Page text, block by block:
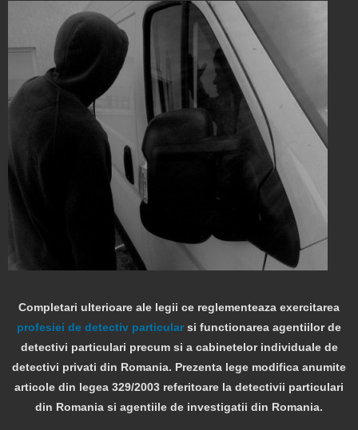
Completari ulterioare ale legii ce reglementeaza exercitarea
profesiei de detectiv particularsi functionarea agentiilor de
detectivi particulari precum si a cabinetelor individuale de
detectivi privati din Romania. Prezenta lege modifica anumite
articole din legea 329/2003 referitoare la detectivii particulari
din Romania si agentiile de investigatii din Romania.